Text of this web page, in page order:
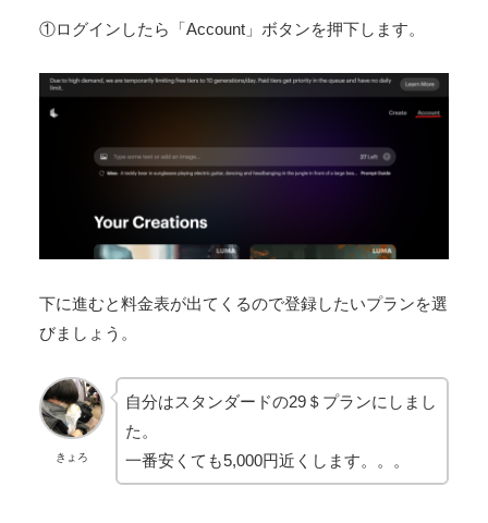
①ログインしたら「Account」ボタンを押下します。
下に進むと料金表が出てくるので登録したいプランを選
びましょう。
きょろ
自分はスタンダードの29＄プランにしまし
た。
一番安くても5,000円近くします。。。